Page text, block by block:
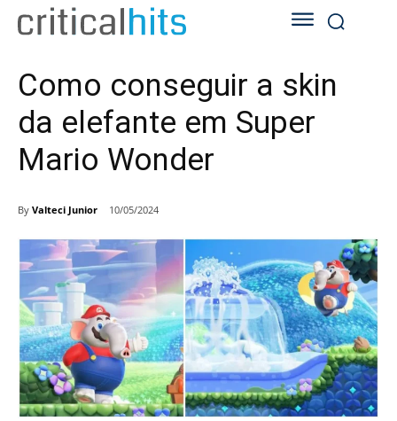
Como conseguir a skin
da elefante em Super
Mario Wonder
By Valteci Junior 10/05/2024